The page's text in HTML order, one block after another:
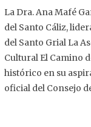
La Dra. Ana Mafé
del Santo Cáliz,
del Santo Grial La
Cultural El Camino
histórico en su
oficial del Consejo